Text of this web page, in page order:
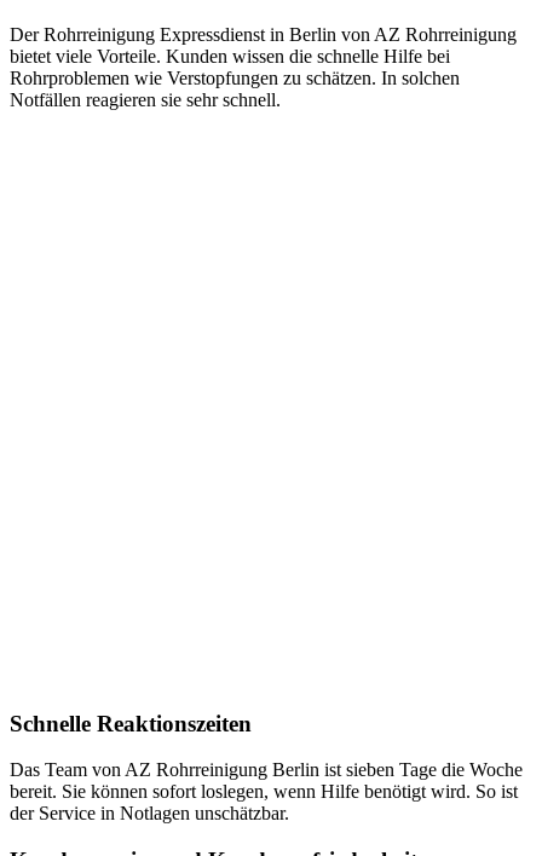
Der Rohrreinigung Expressdienst in Berlin von AZ Rohrreinigung
bietet viele Vorteile. Kunden wissen die schnelle Hilfe bei
Rohrproblemen wie Verstopfungen zu schätzen. In solchen
Notfällen reagieren sie sehr schnell.
Schnelle Reaktionszeiten
Das Team von AZ Rohrreinigung Berlin ist sieben Tage die Woche
bereit. Sie können sofort loslegen, wenn Hilfe benötigt wird. So ist
der Service in Notlagen unschätzbar.